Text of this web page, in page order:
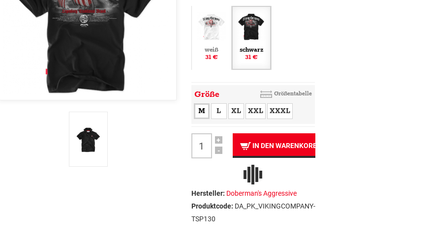
weiß
31 €
schwarz
31 €
Größe Größentabelle
M L XL XXL XXXL
+
-
IN DEN WARENKORB
Hersteller: Doberman's Aggressive
Produktcode: DA_PK_VIKINGCOMPANY-
TSP130